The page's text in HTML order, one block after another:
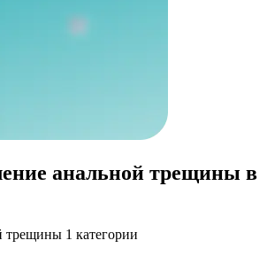
анальной трещины в
трещины 1 категории